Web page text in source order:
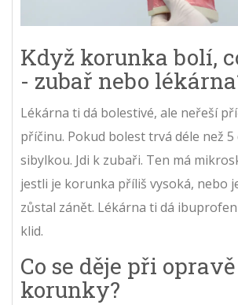
Když korunka bolí,
- zubař nebo
Lékárna ti dá bolestivé, ale neřeší
příčinu. Pokud bolest trvá déle než
sibylkou. Jdi k zubaři. Ten má
jestli je korunka příliš vysoká, nebo
zůstal zánět. Lékárna ti dá
klid.
Co se děje při opravě
korunky?